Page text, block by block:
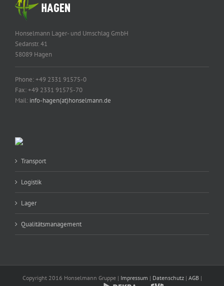
Honselmann Lager- und Umschlag GmbH
Sedanstr. 41
58089 Hagen
Phone: +49 2331 91575-0
Fax: +49 2331 91575-70
Mail: info-hagen(at)honselmann.de
Transport
Logistik
Lager
Qualitätsmanagement
Copyright 2016 Honselmann Gruppe | Impressum | Datenschutz| AGB|